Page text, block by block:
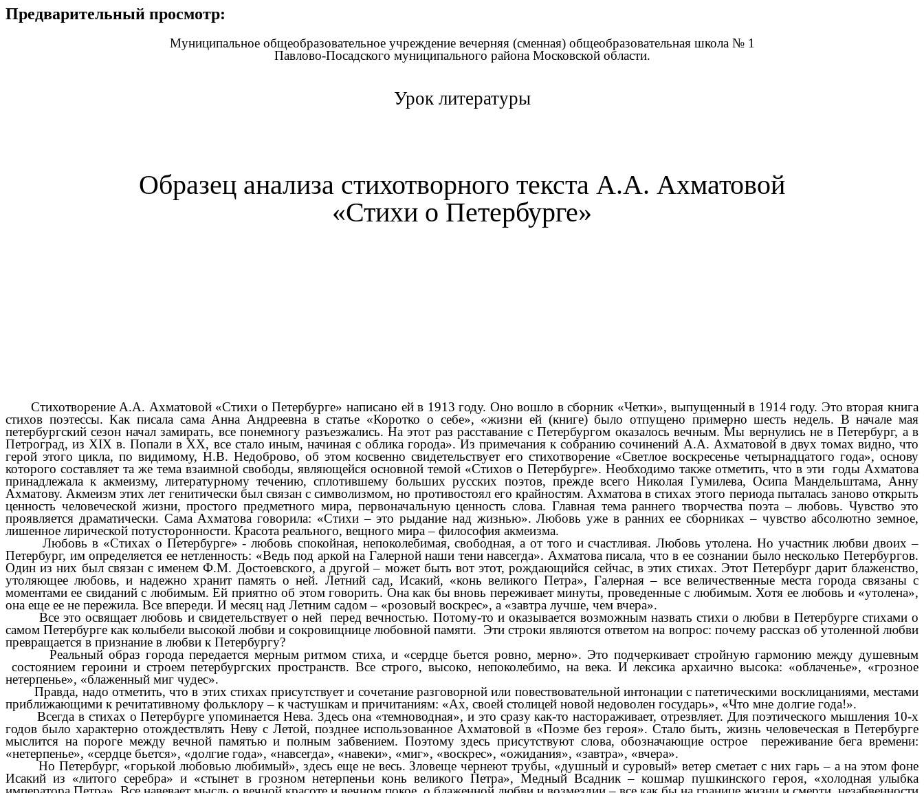
Предварительный просмотр:
Муниципальное общеобразовательное учреждение вечерняя (сменная) общеобразовательная школа № 1
Павлово-Посадского муниципального района Московской области.
Урок литературы
Образец анализа стихотворного текста А.А. Ахматовой
«Стихи о Петербурге»
Стихотворение А.А. Ахматовой «Стихи о Петербурге» написано ей в 1913 году. Оно вошло в сборник «Четки», выпущенный в 1914 году. Это вторая книга
стихов поэтессы. Как писала сама Анна Андреевна в статье «Коротко о себе», «жизни ей (книге) было отпущено примерно шесть недель. В начале мая
петербургский сезон начал замирать, все понемногу разъезжались. На этот раз расставание с Петербургом оказалось вечным. Мы вернулись не в Петербург, а в
Петроград, из XIX в. Попали в XX, все стало иным, начиная с облика города». Из примечания к собранию сочинений А.А. Ахматовой в двух томах видно, что
герой этого цикла, по видимому, Н.В. Недоброво, об этом косвенно свидетельствует его стихотворение «Светлое воскресенье четырнадцатого года», основу
которого составляет та же тема взаимной свободы, являющейся основной темой «Стихов о Петербурге». Необходимо также отметить, что в эти годы Ахматова
принадлежала к акмеизму, литературному течению, сплотившему больших русских поэтов, прежде всего Николая Гумилева, Осипа Мандельштама, Анну
Ахматову. Акмеизм этих лет генитически был связан с символизмом, но противостоял его крайностям. Ахматова в стихах этого периода пыталась заново открыть
ценность человеческой жизни, простого предметного мира, первоначальную ценность слова. Главная тема раннего творчества поэта – любовь. Чувство это
проявляется драматически. Сама Ахматова говорила: «Стихи – это рыдание над жизнью». Любовь уже в ранних ее сборниках – чувство абсолютно земное,
лишенное лирической потусторонности. Красота реального, вещного мира – философия акмеизма.
Любовь в «Стихах о Петербурге» - любовь спокойная, непоколебимая, свободная, а от того и счастливая. Любовь утолена. Но участник любви двоих –
Петербург, им определяется ее нетленность: «Ведь под аркой на Галерной наши тени навсегда». Ахматова писала, что в ее сознании было несколько Петербургов.
Один из них был связан с именем Ф.М. Достоевского, а другой – может быть вот этот, рождающийся сейчас, в этих стихах. Этот Петербург дарит блаженство,
утоляющее любовь, и надежно хранит память о ней. Летний сад, Исакий, «конь великого Петра», Галерная – все величественные места города связаны с
моментами ее свиданий с любимым. Ей приятно об этом говорить. Она как бы вновь переживает минуты, проведенные с любимым. Хотя ее любовь и «утолена»,
она еще ее не пережила. Все впереди. И месяц над Летним садом – «розовый воскрес», а «завтра лучше, чем вчера».
Все это освящает любовь и свидетельствует о ней перед вечностью. Потому-то и оказывается возможным назвать стихи о любви в Петербурге стихами о
самом Петербурге как колыбели высокой любви и сокровищнице любовной памяти. Эти строки являются ответом на вопрос: почему рассказ об утоленной любви
превращается в признание в любви к Петербургу?
Реальный образ города передается мерным ритмом стиха, и «сердце бьется ровно, мерно». Это подчеркивает стройную гармонию между душевным
состоянием героини и строем петербургских пространств. Все строго, высоко, непоколебимо, на века. И лексика архаично высока: «облаченье», «грозное
нетерпенье», «блаженный миг чудес».
Правда, надо отметить, что в этих стихах присутствует и сочетание разговорной или повествовательной интонации с патетическими восклицаниями, местами
приближающими к речитативному фольклору – к частушкам и причитаниям: «Ах, своей столицей новой недоволен государь», «Что мне долгие года!».
Всегда в стихах о Петербурге упоминается Нева. Здесь она «темноводная», и это сразу как-то настораживает, отрезвляет. Для поэтического мышления 10-х
годов было характерно отождествлять Неву с Летой, позднее использованное Ахматовой в «Поэме без героя». Стало быть, жизнь человеческая в Петербурге
мыслится на пороге между вечной памятью и полным забвением. Поэтому здесь присутствуют слова, обозначающие острое переживание бега времени:
«нетерпенье», «сердце бьется», «долгие года», «навсегда», «навеки», «миг», «воскрес», «ожидания», «завтра», «вчера».
Но Петербург, «горькой любовью любимый», здесь еще не весь. Зловеще чернеют трубы, «душный и суровый» ветер сметает с них гарь – а на этом фоне
Исакий из «литого серебра» и «стынет в грозном нетерпеньи конь великого Петра», Медный Всадник – кошмар пушкинского героя, «холодная улыбка